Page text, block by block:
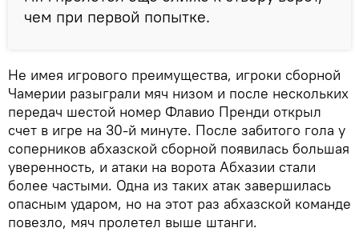
чем при первой попытке.
Не имея игрового преимущества, игроки сборной
Чамерии разыграли мяч низом и после нескольких
передач шестой номер Флавио Пренди открыл
счет в игре на 30-й минуте. После забитого гола у
соперников абхазской сборной появилась большая
уверенность, и атаки на ворота Абхазии стали
более частыми. Одна из таких атак завершилась
опасным ударом, но на этот раз абхазской команде
повезло, мяч пролетел выше штанги.